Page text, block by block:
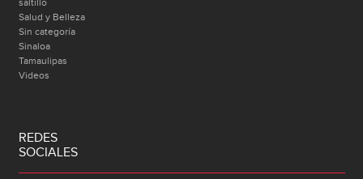
saltillo
Salud y Belleza
Sin categoría
Sinaloa
Tamaulipas
Videos
REDES
SOCIALES